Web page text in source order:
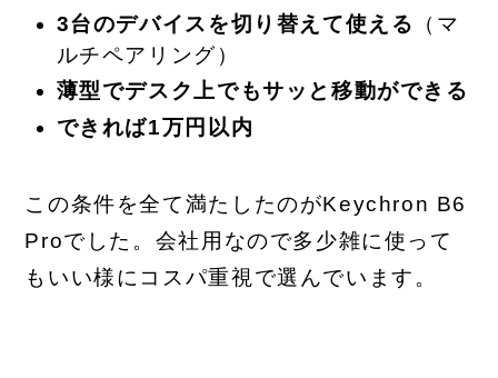
3台のデバイスを切り替えて使える
（マ
ルチペアリング）
薄型でデスク上でもサッと移動ができる
できれば1万円以内
この条件を全て満たしたのがKeychron B6
Proでした。会社用なので多少雑に使って
もいい様にコスパ重視で選んでいます。